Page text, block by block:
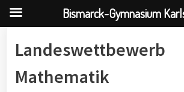
Landeswettbewerb
Mathematik
Bismarck-Gymnasium